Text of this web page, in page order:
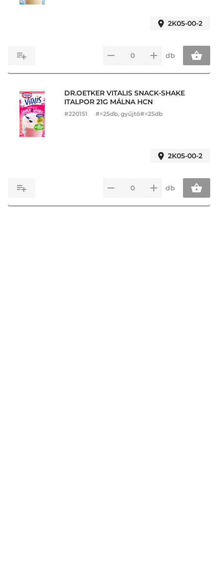
2K05-00-2
db
DR.OETKER VITALIS SNACK-SHAKE
ITALPOR 21G MÁLNA HCN
#220151 #=25db, gyűjtő#=25db
2K05-00-2
db